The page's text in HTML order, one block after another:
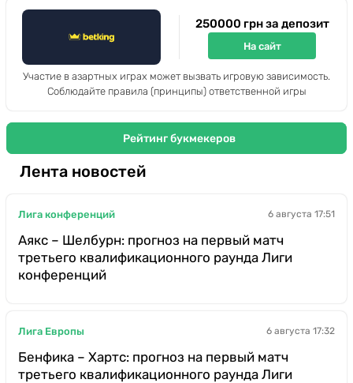
250000 грн за депозит
На сайт
Участие в азартных играх может вызвать игровую зависимость.
Соблюдайте правила (принципы) ответственной игры
Рейтинг букмекеров
Лента новостей
Лига конференций 6 августа 17:51
Аякс – Шелбурн: прогноз на первый матч
третьего квалификационного раунда Лиги
конференций
Лига Европы 6 августа 17:32
Бенфика – Хартс: прогноз на первый матч
третьего квалификационного раунда Лиги